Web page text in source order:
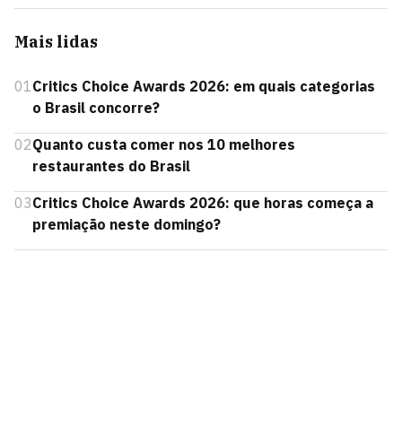
Mais lidas
01Critics Choice Awards 2026: em quais categorias
o Brasil concorre?
02Quanto custa comer nos 10 melhores
restaurantes do Brasil
03Critics Choice Awards 2026: que horas começa a
premiação neste domingo?